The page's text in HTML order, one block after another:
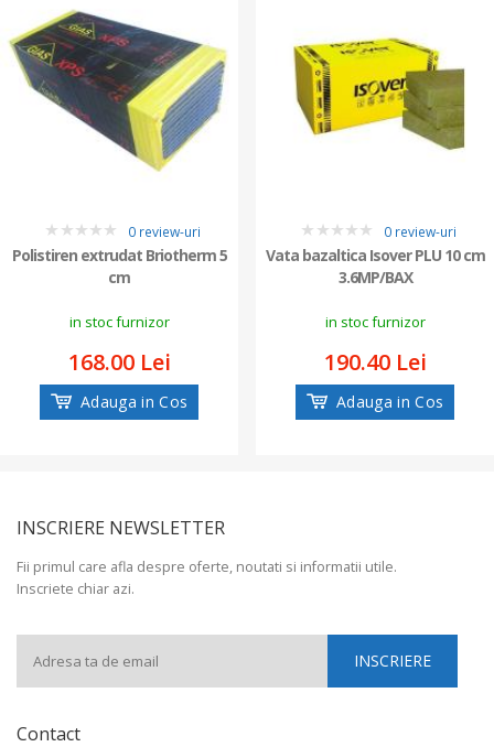
0 review-uri
Polistiren extrudat Briotherm 5
cm
in stoc furnizor
168.00 Lei
Adauga in Cos
0 review-uri
Vata bazaltica Isover PLU 10 cm
3.6MP/BAX
in stoc furnizor
190.40 Lei
Adauga in Cos
INSCRIERE NEWSLETTER
Fii primul care afla despre oferte, noutati si informatii utile.
Inscriete chiar azi.
Contact